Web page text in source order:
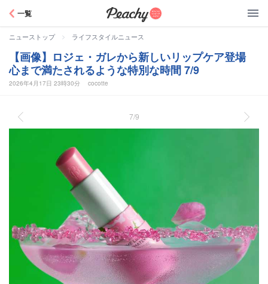
一覧
ニューストップ > ライフスタイルニュース
【画像】ロジェ・ガレから新しいリップケア登場
心まで満たされるような特別な時間 7/9
2026年4月17日 23時30分 cocotte
7/9